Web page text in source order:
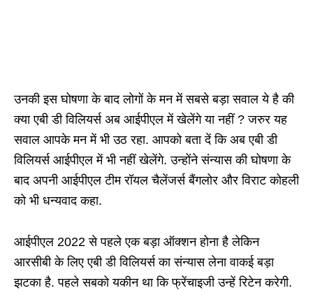
उनकी इस घोषणा के बाद लोगों के मन में सबसे बड़ा सवाल ये है की
क्या एबी डी विलियर्स अब आईपीएल में खेलेंगे या नहीं ? जरुर यह
सवाल आपके मन में भी उठ रहा. आपको बता दें कि अब एबी डी
विलियर्स आईपीएल में भी नहीं खेलेंगे. उन्होंने संन्यास की घोषणा के
बाद अपनी आईपीएल टीम रॉयल चैलेंजर्स बैंगलोर और विराट कोहली
को भी धन्यवाद कहा.
आईपीएल 2022 से पहले एक बड़ा ऑक्शन होना है लेकिन
आरसीबी के लिए एबी डी विलियर्स का संन्यास लेना वाकई बड़ा
झटका है. पहले सबको यकीन था कि फ्रेंचाइजी उन्हें रिटेन करेगी.